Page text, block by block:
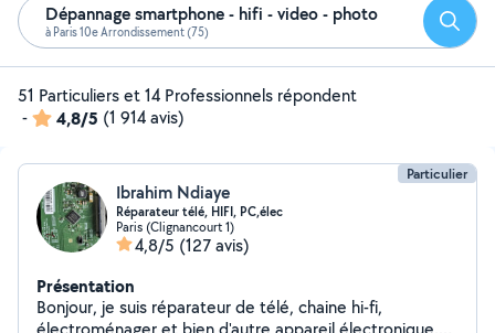
Dépannage smartphone - hifi - video - photo
à Paris 10e Arrondissement (75)
51 Particuliers et 14 Professionnels répondent
-
4,8/5 (1 914 avis)
Particulier
Ibrahim Ndiaye
Réparateur télé, HIFI, PC,élec
Paris (Clignancourt 1)
4,8/5 (127 avis)
Présentation
Bonjour, je suis réparateur de télé, chaine hi-fi,